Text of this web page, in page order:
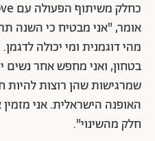
אומר, "אני מבטיח כי השנה
מהי דוגמנית ומי יכולה
בטחון, ואני מחפש אחר נשים
שמרגישות שהן רוצות
האופנה הישראלית. אני
חלק מהשינוי".